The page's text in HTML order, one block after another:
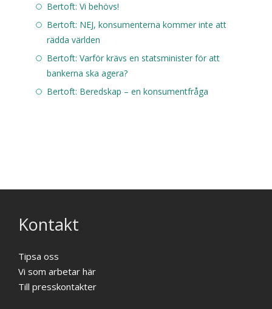
Bertoft: Vi behövs!
Bertoft: NEJ, konsumenterna kommer inte att
rädda världen
Bertoft: Varför krävs en statsminister för att
bankerna ska agera?
Bertoft: Beredskap – en konsumentfråga
Kontakt
Tipsa oss
Vi som arbetar här
Till presskontakter